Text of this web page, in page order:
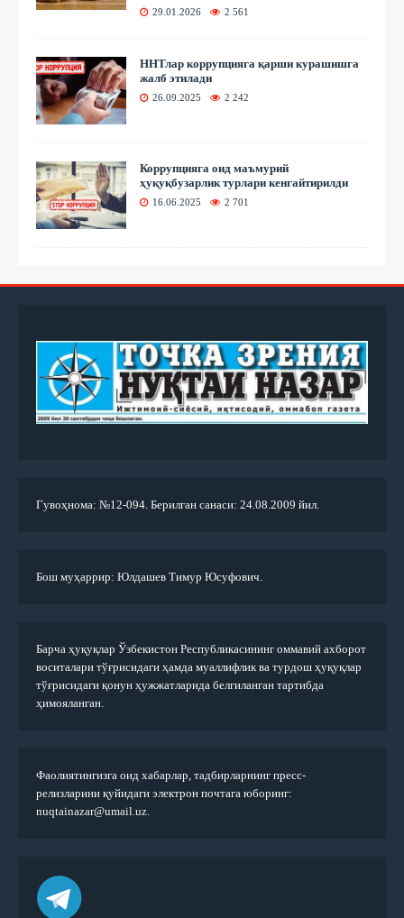
29.01.2026 2 561
ННТлар коррупцияга қарши курашишга
жалб этилади
26.09.2025 2 242
Коррупцияга оид маъмурий
ҳуқуқбузарлик турлари кенгайтирилди
16.06.2025 2 701
Гувоҳнома: №12-094. Берилган санаси: 24.08.2009 йил.
Бош муҳаррир: Юлдашев Тимур Юсуфович.
Барча ҳуқуқлар Ўзбекистон Республикасининг оммавий ахборот
воситалари тўғрисидаги ҳамда муаллифлик ва турдош ҳуқуқлар
тўғрисидаги қонун ҳужжатларида белгиланган тартибда
ҳимояланган.
Фаолиятингизга оид хабарлар, тадбирларнинг пресс-
релизларини қуйидаги электрон почтага юборинг:
nuqtainazar@umail.uz.